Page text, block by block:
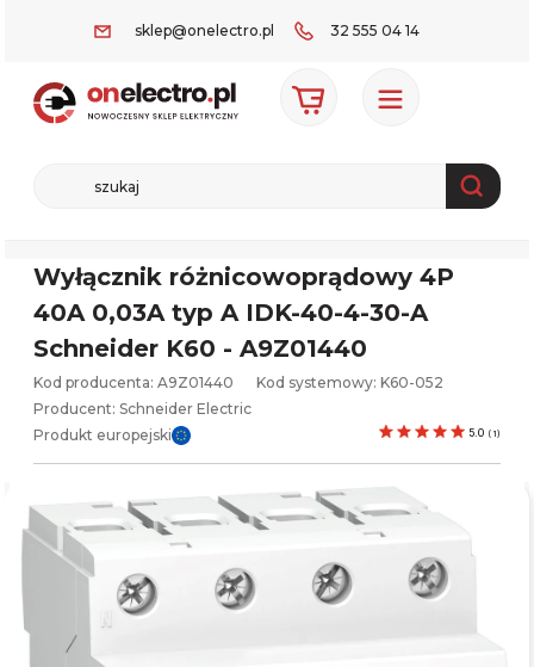
sklep@onelectro.pl 32 555 04 14
Wyłącznik różnicowoprądowy 4P
40A 0,03A typ A IDK-40-4-30-A
Schneider K60 - A9Z01440
Kod producenta: A9Z01440 Kod systemowy: K60-052
Producent: Schneider Electric
Produkt europejski
5.0 ( 1)